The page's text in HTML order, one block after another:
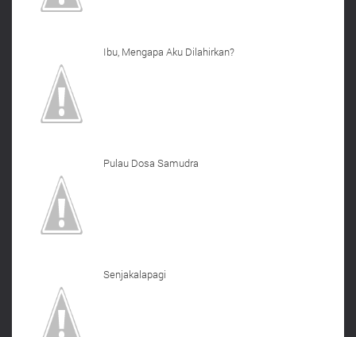
Ibu, Mengapa Aku Dilahirkan?
Pulau Dosa Samudra
Senjakalapagi